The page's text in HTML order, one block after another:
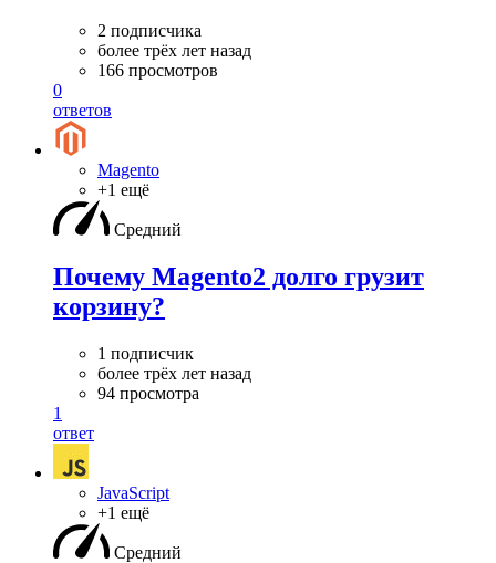
2 подписчика
более трёх лет назад
166 просмотров
0
ответов
Magento
+1 ещё
Средний
Почему Magento2 долго грузит
корзину?
1 подписчик
более трёх лет назад
94 просмотра
1
ответ
JavaScript
+1 ещё
Средний